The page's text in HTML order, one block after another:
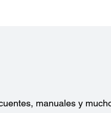
manuales y